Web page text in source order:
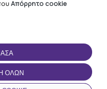
Απόρρητο cookie
ΌΛΩΝ
ΚΑΤΕΒΆΣΤΕ ΤΗΝ
ΕΦΑΡΜΟΓΉ